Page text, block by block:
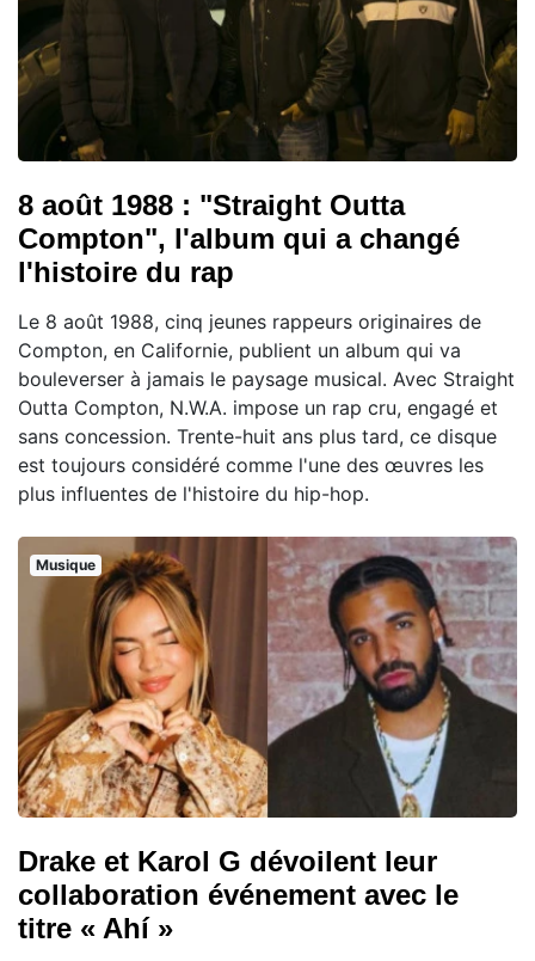
8 août 1988 : "Straight Outta
Compton", l'album qui a changé
l'histoire du rap
Le 8 août 1988, cinq jeunes rappeurs originaires de
Compton, en Californie, publient un album qui va
bouleverser à jamais le paysage musical. Avec Straight
Outta Compton, N.W.A. impose un rap cru, engagé et
sans concession. Trente-huit ans plus tard, ce disque
est toujours considéré comme l'une des œuvres les
plus influentes de l'histoire du hip-hop.
Musique
Drake et Karol G dévoilent leur
collaboration événement avec le
titre « Ahí »